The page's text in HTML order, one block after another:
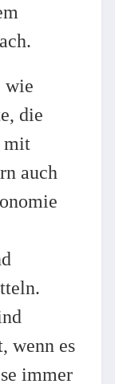
wie
die
mit
auch
wenn es
immer